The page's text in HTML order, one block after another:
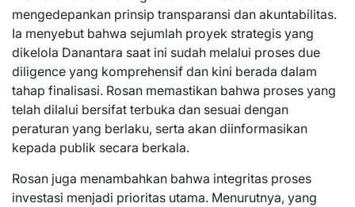
mengedepankan prinsip transparansi dan akuntabilitas.
Ia menyebut bahwa sejumlah proyek strategis yang
dikelola Danantara saat ini sudah melalui proses due
diligence yang komprehensif dan kini berada dalam
tahap finalisasi. Rosan memastikan bahwa proses yang
telah dilalui bersifat terbuka dan sesuai dengan
peraturan yang berlaku, serta akan diinformasikan
kepada publik secara berkala.
Rosan juga menambahkan bahwa integritas proses
investasi menjadi prioritas utama. Menurutnya, yang